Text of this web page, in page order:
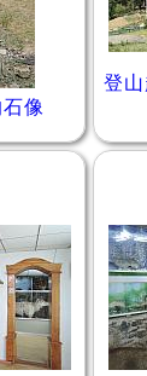
像
登